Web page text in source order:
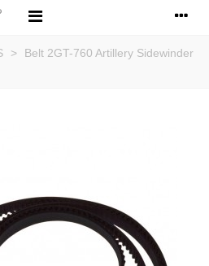
>
Belt 2GT-760 Artillery Sidewinder